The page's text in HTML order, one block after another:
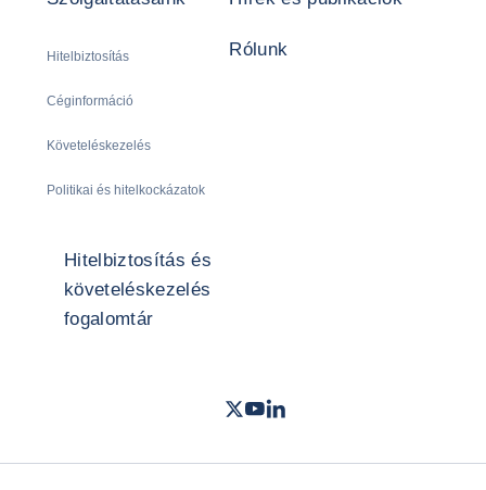
Hitelbiztosítás
Céginformáció
Követeléskezelés
Politikai és hitelkockázatok
Rólunk
Hitelbiztosítás és
követeléskezelés
fogalomtár
Twitter- Coface
Youtube
LinkedIn